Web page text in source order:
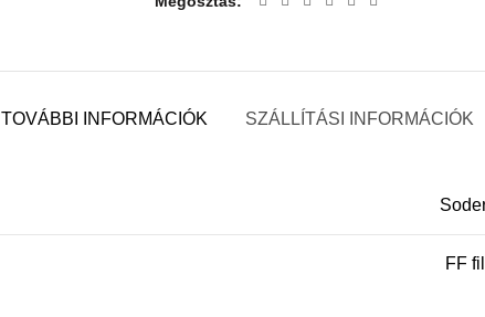
TOVÁBBI INFORMÁCIÓK SZÁLLÍTÁSI INFORMÁCIÓK
FF